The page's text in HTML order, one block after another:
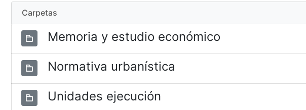
Carpetas
Memoria y estudio económico
Normativa urbanística
Unidades ejecución